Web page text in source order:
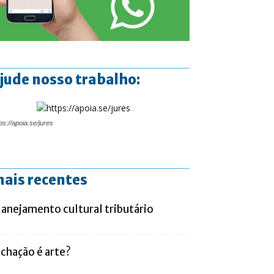
nosso trabalho:
apoia.se/jures
recentes
cultural tributário
é arte?